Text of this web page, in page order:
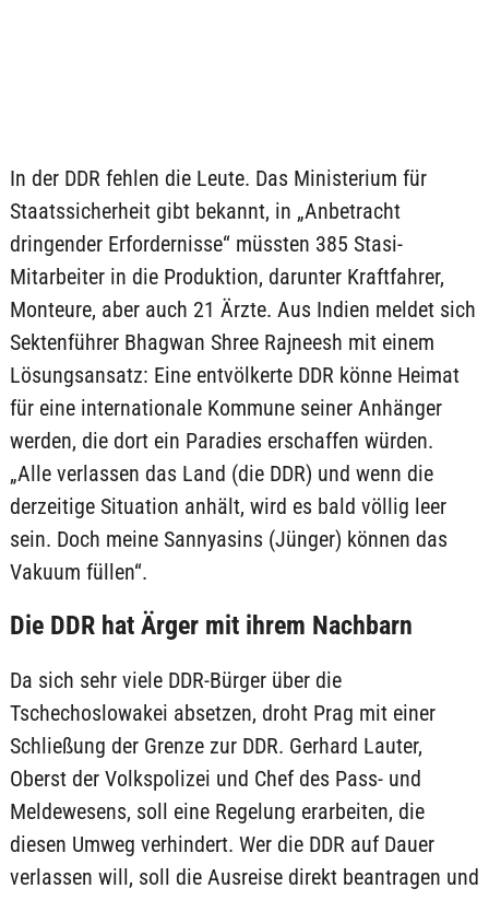
In der DDR fehlen die Leute. Das Ministerium für
Staatssicherheit gibt bekannt, in „Anbetracht
dringender Erfordernisse“ müssten 385 Stasi-
Mitarbeiter in die Produktion, darunter Kraftfahrer,
Monteure, aber auch 21 Ärzte. Aus Indien meldet sich
Sektenführer Bhagwan Shree Rajneesh mit einem
Lösungsansatz: Eine entvölkerte DDR könne Heimat
für eine internationale Kommune seiner Anhänger
werden, die dort ein Paradies erschaffen würden.
„Alle verlassen das Land (die DDR) und wenn die
derzeitige Situation anhält, wird es bald völlig leer
sein. Doch meine Sannyasins (Jünger) können das
Vakuum füllen“.
Die DDR hat Ärger mit ihrem Nachbarn
Da sich sehr viele DDR-Bürger über die
Tschechoslowakei absetzen, droht Prag mit einer
Schließung der Grenze zur DDR. Gerhard Lauter,
Oberst der Volkspolizei und Chef des Pass- und
Meldewesens, soll eine Regelung erarbeiten, die
diesen Umweg verhindert. Wer die DDR auf Dauer
verlassen will, soll die Ausreise direkt beantragen und